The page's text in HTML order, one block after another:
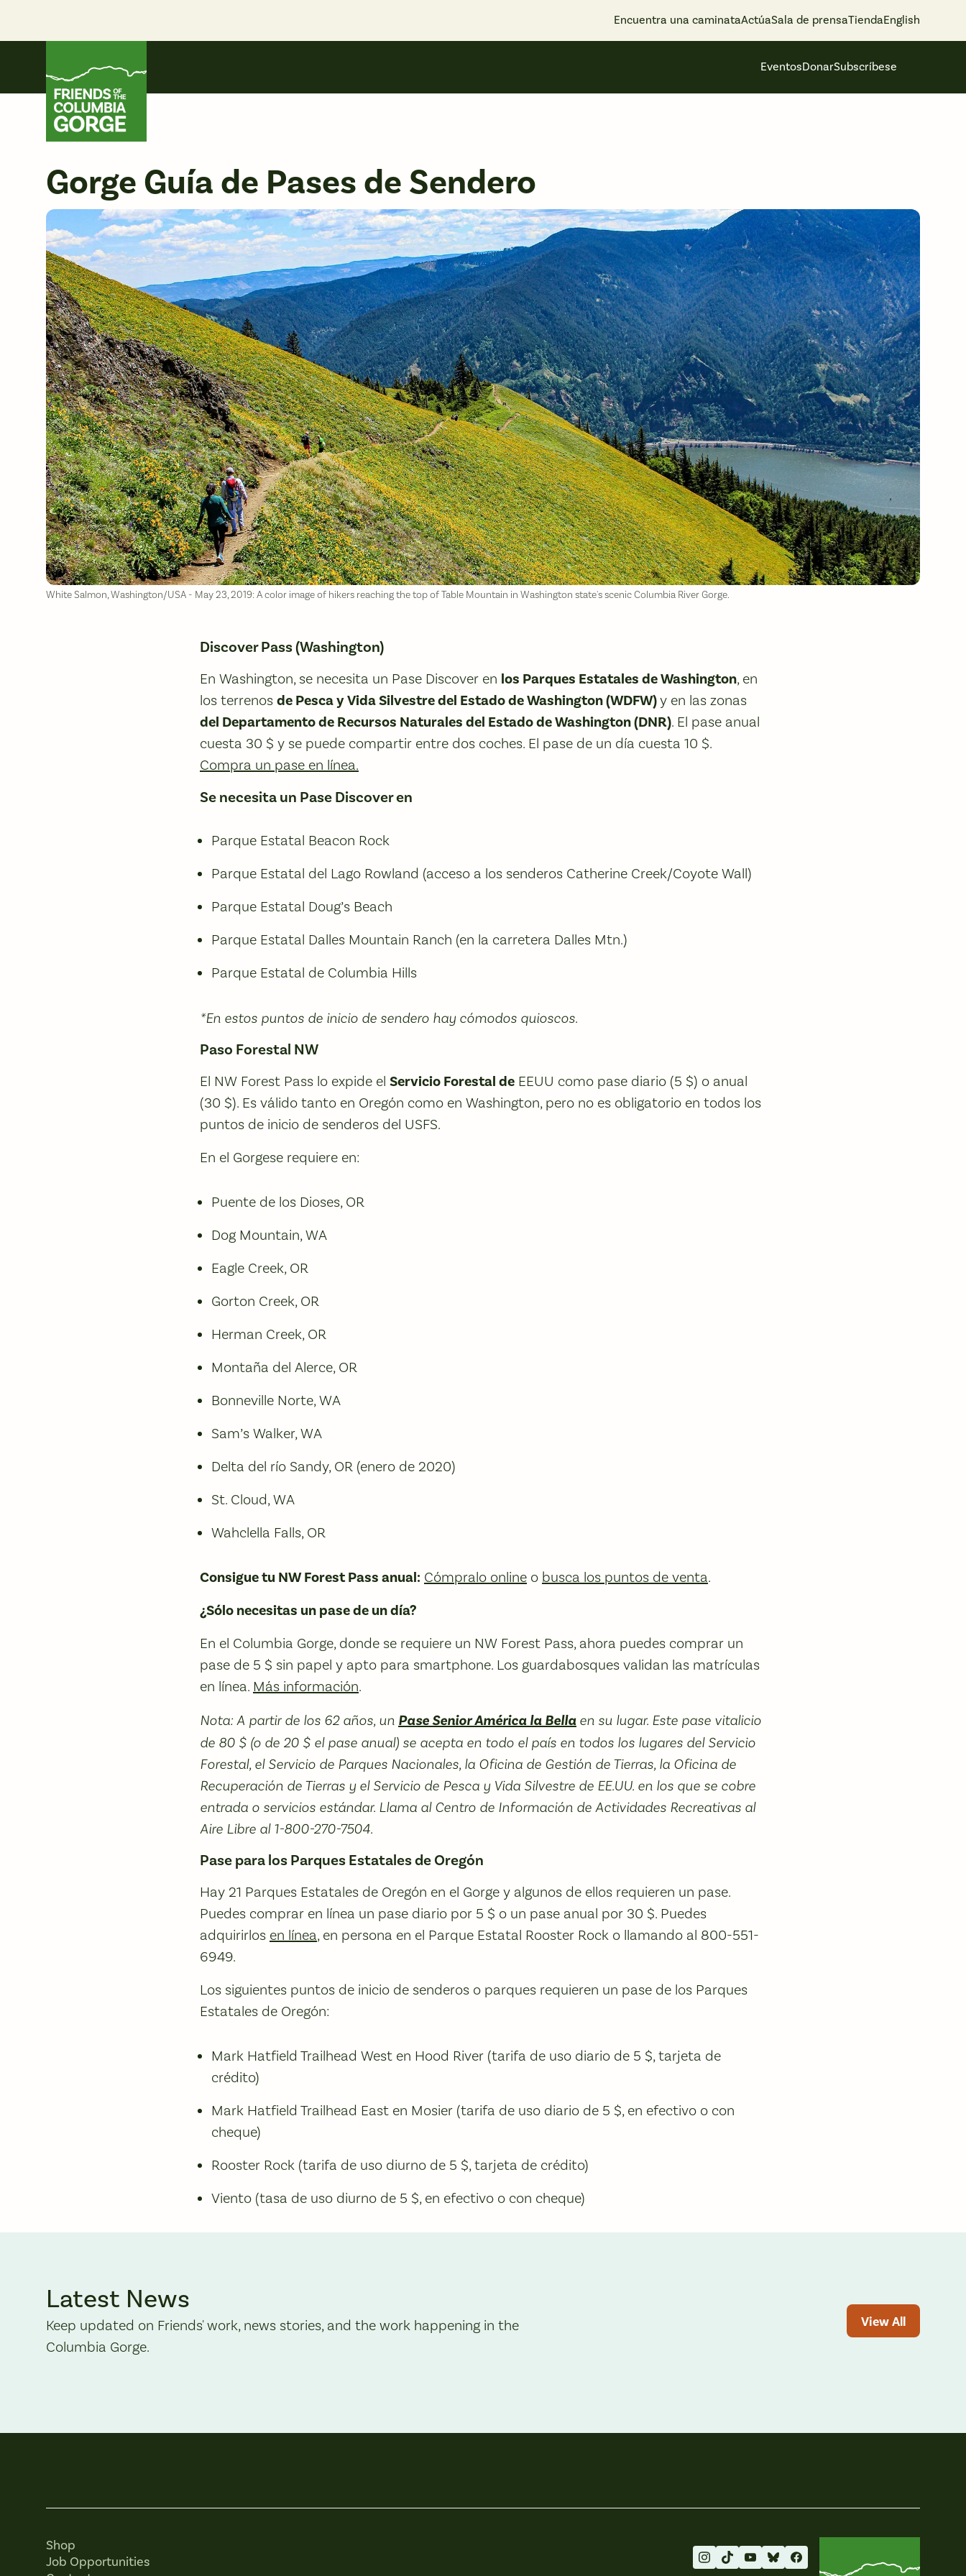
content
Encuentra una caminataActúaSala de prensaTiendaEnglish
EventosDonarSubscríbese
Gorge Guía de Pases de Sendero
White Salmon, Washington/USA - May 23, 2019: A color image of hikers reaching the top of Table Mountain in Washington state's scenic Columbia River Gorge.
Discover Pass (Washington)
En Washington, se necesita un Pase Discover en los Parques Estatales de Washington, en
los terrenosde Pesca y Vida Silvestre del Estado de Washington (WDFW)y en las zonas
del Departamento de Recursos Naturales del Estado de Washington (DNR). El pase anual
cuesta 30 $ y se puede compartir entre dos coches. El pase de un día cuesta 10 $.
Compra un pase en línea.
Se necesita un Pase Discover en
Parque Estatal Beacon Rock
Parque Estatal del Lago Rowland (acceso a los senderos Catherine Creek/Coyote Wall)
Parque Estatal Doug’s Beach
Parque Estatal Dalles Mountain Ranch (en la carretera Dalles Mtn.)
Parque Estatal de Columbia Hills
*En estos puntos de inicio de sendero hay cómodos quioscos.
Paso Forestal NW
El NW Forest Pass lo expide el Servicio Forestal de EEUU como pase diario (5 $) o anual
(30 $). Es válido tanto en Oregón como en Washington, pero no es obligatorio en todos los
puntos de inicio de senderos del USFS.
En el Gorgese requiere en:
Puente de los Dioses, OR
Dog Mountain, WA
Eagle Creek, OR
Gorton Creek, OR
Herman Creek, OR
Montaña del Alerce, OR
Bonneville Norte, WA
Sam’s Walker, WA
Delta del río Sandy, OR (enero de 2020)
St. Cloud, WA
Wahclella Falls, OR
Consigue tu NW Forest Pass anual: Cómpralo online o busca los puntos de venta.
¿Sólo necesitas un pase de un día?
En el Columbia Gorge, donde se requiere un NW Forest Pass, ahora puedes comprar un
pase de 5 $ sin papel y apto para smartphone. Los guardabosques validan las matrículas
en línea. Más información.
Nota: A partir de los 62 años, un Pase Senior América la Bella en su lugar. Este pase vitalicio
de 80 $ (o de 20 $ el pase anual) se acepta en todo el país en todos los lugares del Servicio
Forestal, el Servicio de Parques Nacionales, la Oficina de Gestión de Tierras, la Oficina de
Recuperación de Tierras y el Servicio de Pesca y Vida Silvestre de EE.UU. en los que se cobre
entrada o servicios estándar. Llama al Centro de Información de Actividades Recreativas al
Aire Libre al 1-800-270-7504.
Pase para los Parques Estatales de Oregón
Hay 21 Parques Estatales de Oregón en el Gorge y algunos de ellos requieren un pase.
Puedes comprar en línea un pase diario por 5 $ o un pase anual por 30 $. Puedes
adquirirlos en línea, en persona en el Parque Estatal Rooster Rock o llamando al 800-551-
6949.
Los siguientes puntos de inicio de senderos o parques requieren un pase de los Parques
Estatales de Oregón:
Mark Hatfield Trailhead West en Hood River (tarifa de uso diario de 5 $, tarjeta de
crédito)
Mark Hatfield Trailhead East en Mosier (tarifa de uso diario de 5 $, en efectivo o con
cheque)
Rooster Rock (tarifa de uso diurno de 5 $, tarjeta de crédito)
Viento (tasa de uso diurno de 5 $, en efectivo o con cheque)
Latest News
Keep updated on Friends' work, news stories, and the work happening in the
Columbia Gorge.
View All
Shop
Job Opportunities
Friends of the Columbia Gorge